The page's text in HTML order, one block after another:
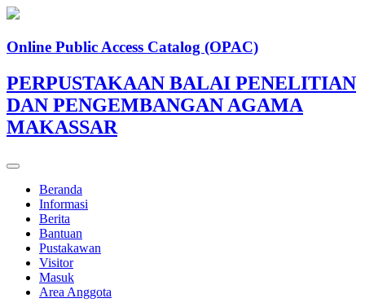
Online Public Access Catalog (OPAC)
PERPUSTAKAAN BALAI PENELITIAN
DAN PENGEMBANGAN AGAMA
MAKASSAR
Beranda
Informasi
Berita
Bantuan
Pustakawan
Visitor
Masuk
Area Anggota